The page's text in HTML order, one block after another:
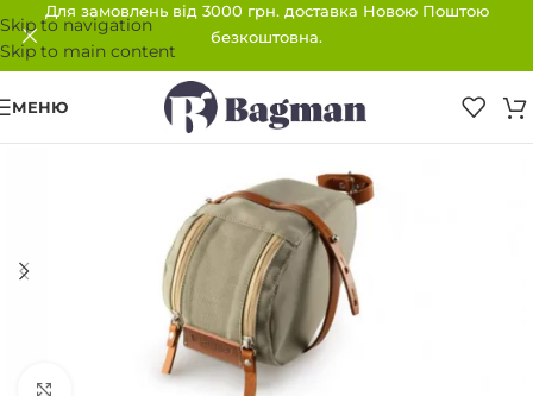
Skip to navigation
Skip to main content
Для замовлень від 3000 грн. доставка Новою Поштою
безкоштовна.
МЕНЮ
Клацніть, щоб збільшити